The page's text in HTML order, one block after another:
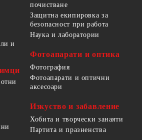
и
почистване
Защитна екипировка за
безопасност при работа
Наука и лаборатории
Фотоапарати и оптика
Фотография
Фотоапарати и оптични
аксесоари
Изкуство и забавление
Хобита и творчески занаяти
Партита и празненства